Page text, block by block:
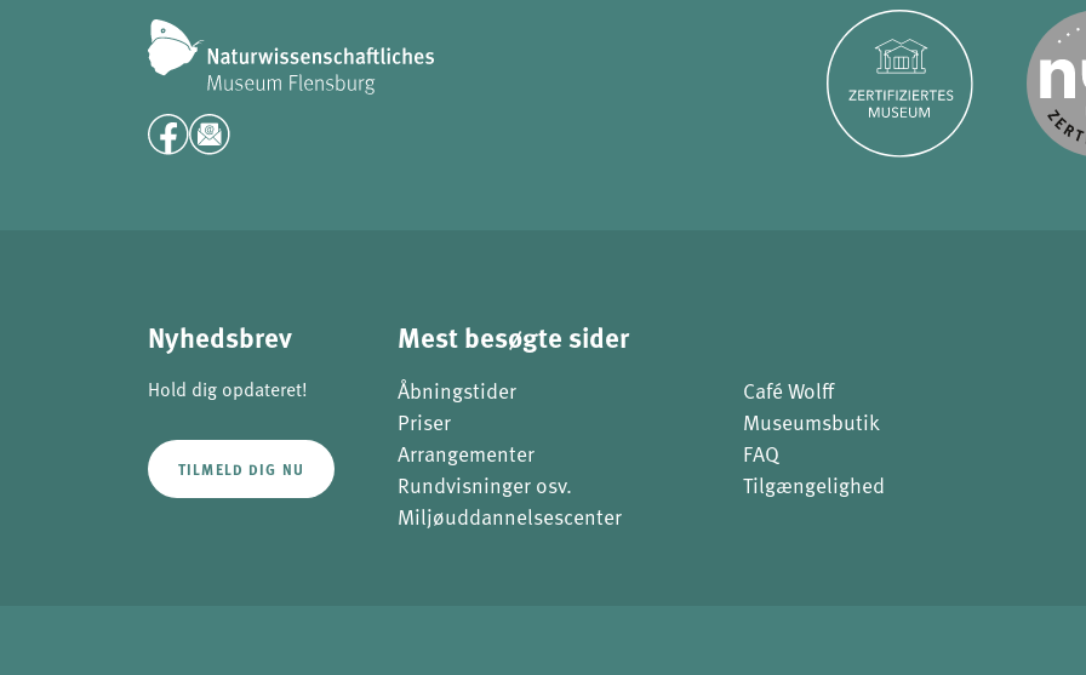
Nyhedsbrev
Hold dig opdateret!
TILMELD DIG NU
Mest besøgte sider
Åbningstider
Café Wolff
Priser
Museumsbutik
Arrangementer
FAQ
Rundvisninger osv.
Tilgængelighed
Miljøuddannelsescenter